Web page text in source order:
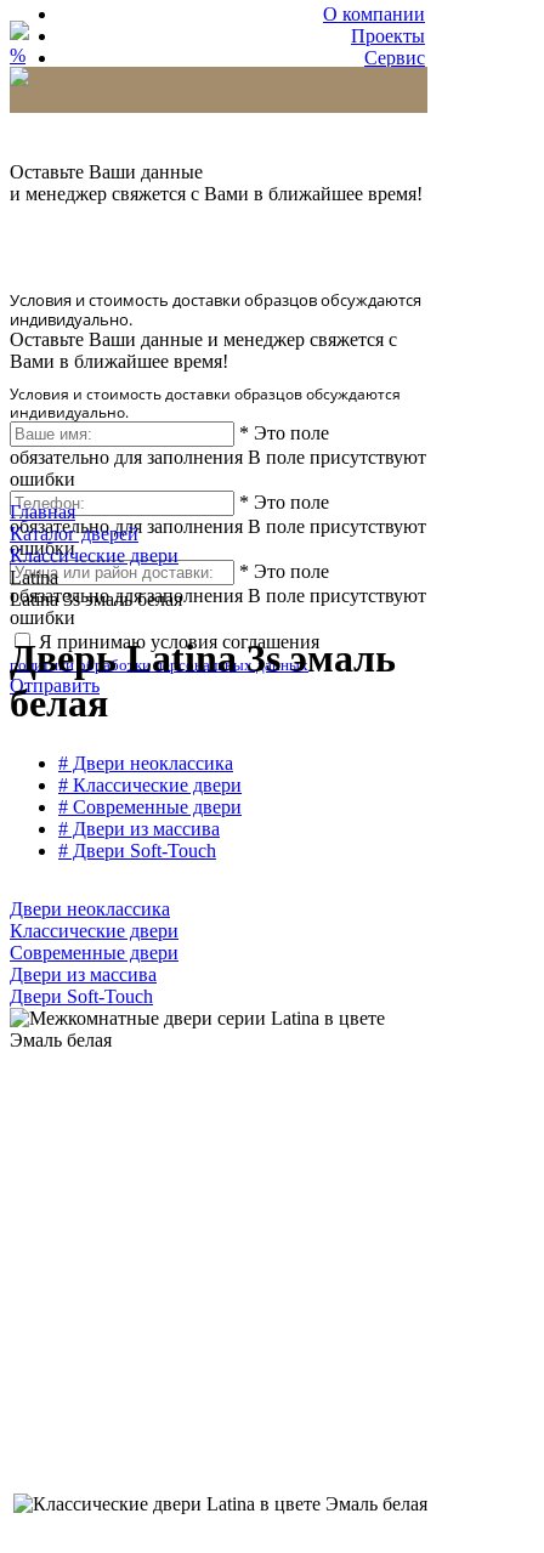
О компании
Проекты
Сервис
%
Оставьте Ваши данные
и менеджер свяжется с Вами в ближайшее время!
Условия и стоимость доставки образцов обсуждаются
индивидуально.
Оставьте Ваши данные и менеджер свяжется с
Вами в ближайшее время!
Условия и стоимость доставки образцов обсуждаются
индивидуально.
* Это поле
обязательно для заполнения В поле присутствуют
ошибки
* Это поле
обязательно для заполнения В поле присутствуют
ошибки
* Это поле
обязательно для заполнения В поле присутствуют
ошибки
Я принимаю условия соглашения
политики обработки персональных данных
Отправить
Главная
Каталог дверей
Классические двери
Latina
Latina 3s эмаль белая
Дверь Latina 3s эмаль
белая
# Двери неоклассика
# Классические двери
# Современные двери
# Двери из массива
# Двери Soft-Touch
Двери неоклассика
Классические двери
Современные двери
Двери из массива
Двери Soft-Touch